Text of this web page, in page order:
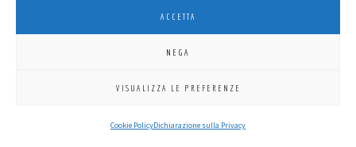
ACCETTA
NEGA
VISUALIZZA LE PREFERENZE
Cookie PolicyDichiarazione sulla Privacy